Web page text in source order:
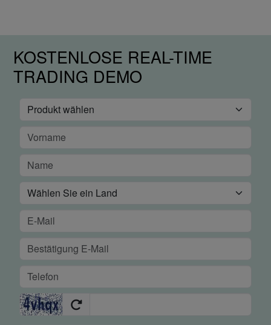
KOSTENLOSE REAL-TIME
TRADING DEMO